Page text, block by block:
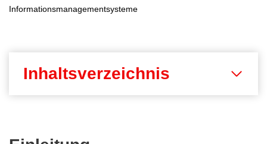
Informationsmanagementsysteme
Inhaltsverzeichnis